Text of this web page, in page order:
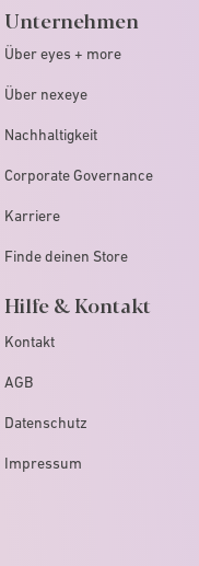
Unternehmen
Über eyes + more
Über nexeye
Nachhaltigkeit
Corporate Governance
Karriere
Finde deinen Store
Hilfe & Kontakt
Kontakt
AGB
Datenschutz
Impressum